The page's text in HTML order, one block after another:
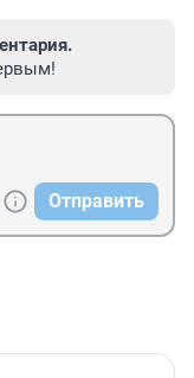
Отправить